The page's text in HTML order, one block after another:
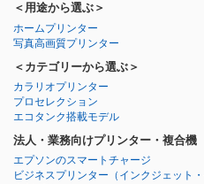
＜用途から選ぶ＞
ホームプリンター
写真高画質プリンター
＜カテゴリーから選ぶ＞
カラリオプリンター
プロセレクション
エコタンク搭載モデル
法人・業務向けプリンター・複合機
エプソンのスマートチャージ
ビジネスプリンター （インクジェット